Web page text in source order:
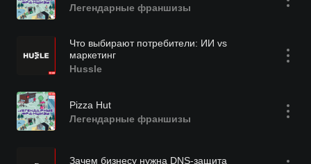
Легендарные франшизы
Что выбирают потребители: ИИ vs
маркетинг
Hussle
Pizza Hut
Легендарные франшизы
Зачем бизнесу нужна DNS-защита